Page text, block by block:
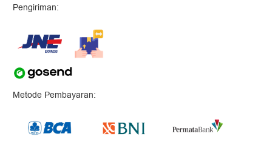
Pengiriman:
Metode Pembayaran: